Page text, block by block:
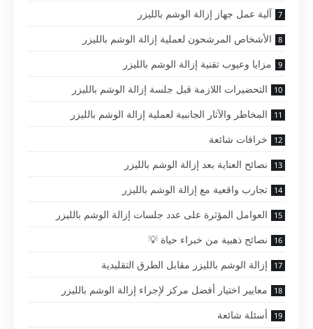
آلية عمل جهاز إزالة الوشم بالليزر
الأشخاص المرشحون لعملية إزالة الوشم بالليزر
مزايا وعيوب تقنية إزالة الوشم بالليزر
التحضيرات اللازمة قبل جلسة إزالة الوشم بالليزر
المخاطر والآثار الجانبية لعملية إزالة الوشم بالليزر
خرافات شائعة
نصائح العناية بعد إزالة الوشم بالليزر
تجارب واقعية مع إزالة الوشم بالليزر
العوامل المؤثرة على عدد جلسات إزالة الوشم بالليزر
نصائح ذهبية من خبراء حياة 💡
إزالة الوشم بالليزر مقابل الطرق التقليدية
معايير اختيار أفضل مركز لإجراء إزالة الوشم بالليزر
أسئلة شائعة